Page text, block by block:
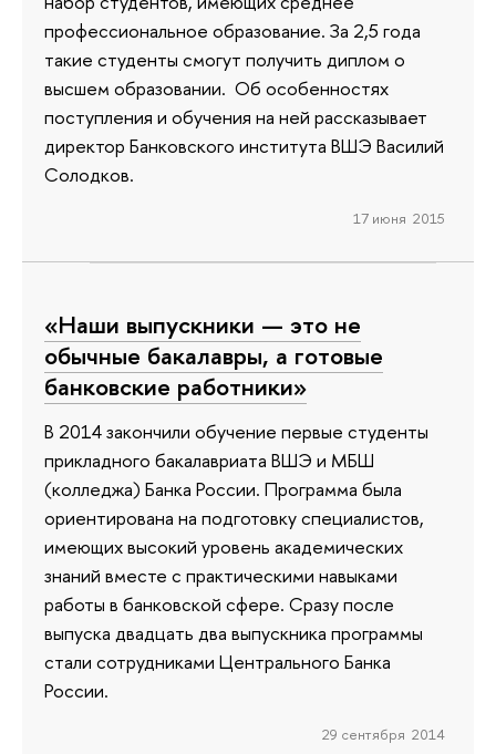
профессиональное образование. За 2,5 года
такие студенты смогут получить диплом о
высшем образовании. Об особенностях
поступления и обучения на ней рассказывает
директор Банковского института ВШЭ Василий
Солодков.
17 июня 2015
«Наши выпускники — это не
обычные бакалавры, а готовые
банковские работники»
В 2014 закончили обучение первые студенты
прикладного бакалавриата ВШЭ и МБШ
(колледжа) Банка России. Программа была
ориентирована на подготовку специалистов,
имеющих высокий уровень академических
знаний вместе с практическими навыками
работы в банковской сфере. Сразу после
выпуска двадцать два выпускника программы
стали сотрудниками Центрального Банка
России.
29 сентября 2014